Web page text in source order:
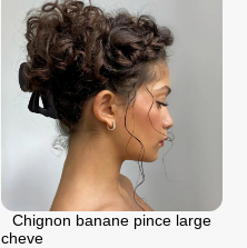
Chignon banane pince large
cheve